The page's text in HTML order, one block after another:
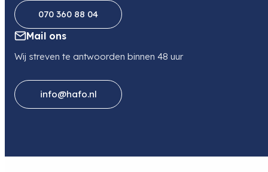
070 360 88 04
Mail ons
Wij streven te antwoorden binnen 48 uur
info@hafo.nl